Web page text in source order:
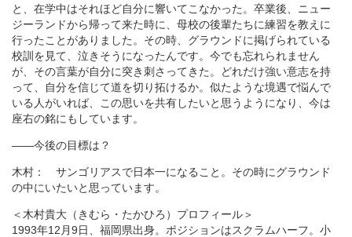
と、在学中はそれほど自分に響いてこなかった。卒業後、ニュー
ジーランドから帰って来た時に、母校の後輩たちに練習を教えに
行ったことがありました。その時、グラウンドに掲げられている
校訓を見て、泣きそうになったんです。今でも忘れられません
が、その言葉が自分に突き刺さってきた。どれだけ強い意志を持
って、自分を信じて道を切り拓けるか。似たような境遇で悩んで
いる人がいれば、この思いを共有したいと思うようになり、今は
座右の銘にもしています。
――今後の目標は？
木村： サンゴリアスで日本一になること。その時にグラウンド
の中にいたいと思っています。
＜木村貴大（きむら・たかひろ）プロフィール＞
1993年12月9日、福岡県出身。ポジションはスクラムハーフ。小